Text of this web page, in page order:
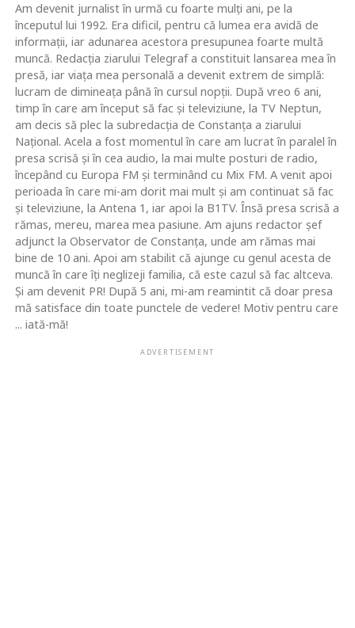
Am devenit jurnalist în urmă cu foarte mulţi ani, pe la
începutul lui 1992. Era dificil, pentru că lumea era avidă de
informaţii, iar adunarea acestora presupunea foarte multă
muncă. Redacţia ziarului Telegraf a constituit lansarea mea în
presă, iar viaţa mea personală a devenit extrem de simplă:
lucram de dimineaţa până în cursul nopţii. După vreo 6 ani,
timp în care am început să fac şi televiziune, la TV Neptun,
am decis să plec la subredacţia de Constanţa a ziarului
Naţional. Acela a fost momentul în care am lucrat în paralel în
presa scrisă şi în cea audio, la mai multe posturi de radio,
începând cu Europa FM şi terminând cu Mix FM. A venit apoi
perioada în care mi-am dorit mai mult şi am continuat să fac
şi televiziune, la Antena 1, iar apoi la B1TV. Însă presa scrisă a
rămas, mereu, marea mea pasiune. Am ajuns redactor şef
adjunct la Observator de Constanţa, unde am rămas mai
bine de 10 ani. Apoi am stabilit că ajunge cu genul acesta de
muncă în care îţi neglizeji familia, că este cazul să fac altceva.
Şi am devenit PR! După 5 ani, mi-am reamintit că doar presa
mă satisface din toate punctele de vedere! Motiv pentru care
... iată-mă!
ADVERTISEMENT